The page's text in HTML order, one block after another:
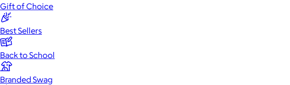
Gift of Choice
Best Sellers
Back to School
Branded Swag